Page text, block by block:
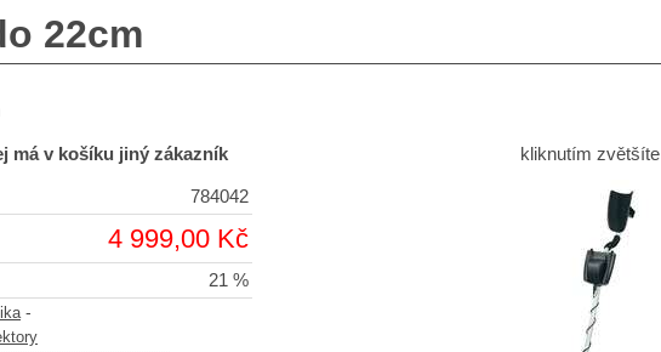
22cm
kliknutím zvětšíte
má v košíku jiný zákazník
784042
4 999,00 Kč
21 %
-